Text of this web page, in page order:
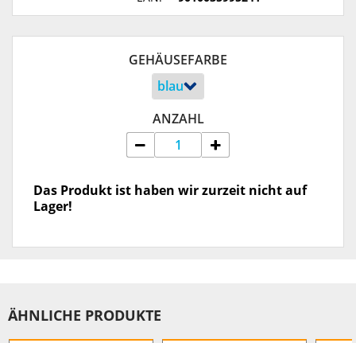
GEHÄUSEFARBE
ANZAHL
Das Produkt ist haben wir zurzeit nicht auf
Lager!
ÄHNLICHE PRODUKTE